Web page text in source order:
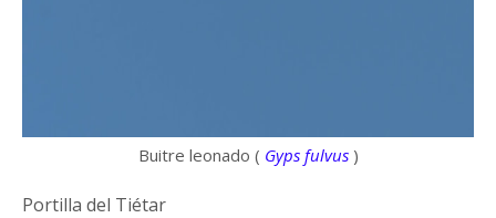
Buitre leonado ( Gyps fulvus)
Portilla del Tiétar